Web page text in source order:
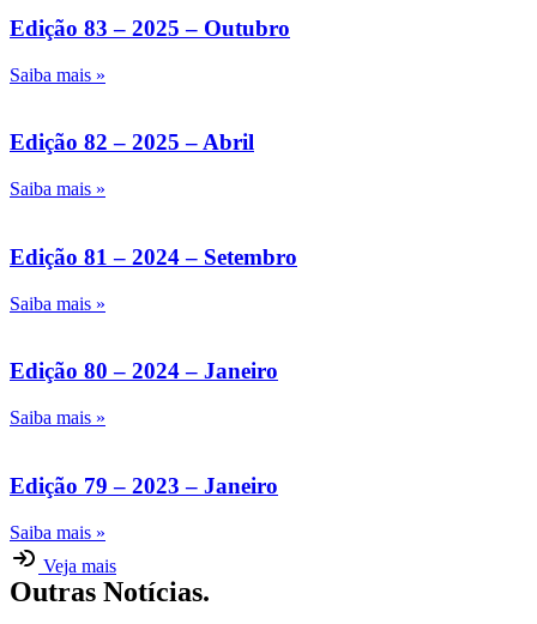
Edição 83 – 2025 – Outubro
Saiba mais »
Edição 82 – 2025 – Abril
Saiba mais »
Edição 81 – 2024 – Setembro
Saiba mais »
Edição 80 – 2024 – Janeiro
Saiba mais »
Edição 79 – 2023 – Janeiro
Saiba mais »
Veja mais
Outras Notícias.